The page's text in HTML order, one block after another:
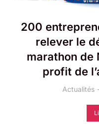
200
relever le
marathon de
profit de
Actualités